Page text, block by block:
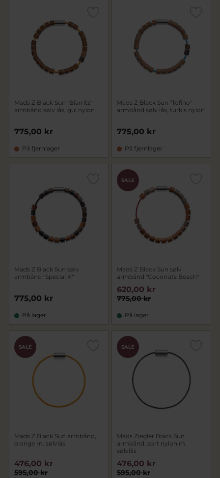
Mads Z Black Sun "Biarritz"
armbånd sølv lås, gul nylon
775,00 kr
På fjernlager
Mads Z Black Sun "Tofino"
armbånd sølv lås, turkis nylon
775,00 kr
På fjernlager
Mads Z Black Sun sølv
armbånd "Special K"
775,00 kr
På lager
SALE
Mads Z Black Sun sølv
armbånd "Coconuts Beach"
775,00 kr
620,00 kr
På lager
SALE
Mads Z Black Sun armbånd,
orange m. sølvlås
595,00 kr
476,00 kr
SALE
Mads Ziegler Black Sun
armbånd, sort nylon m.
sølvlås
595,00 kr
476,00 kr